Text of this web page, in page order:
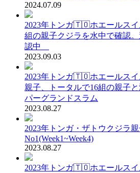
2024.07.09
2023年トンガ🇹🇴ホエールス
組の親子クジラを水中で確認
認中
2023.09.03
2023年トンガ🇹🇴ホエールス
親子、トータルで16組の親子
パーグランドスラム
2023.08.27
2023年トンガ・ザトウクジラ
No1(Week1~Week4)
2023.08.27
2023年トンガ🇹🇴ホエールスイ